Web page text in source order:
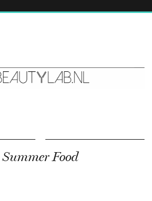
Summer Food